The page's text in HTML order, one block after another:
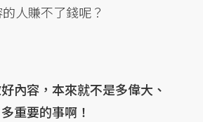
人賺不了錢呢？
內容，本來就不是多偉大、
多重要的事啊！